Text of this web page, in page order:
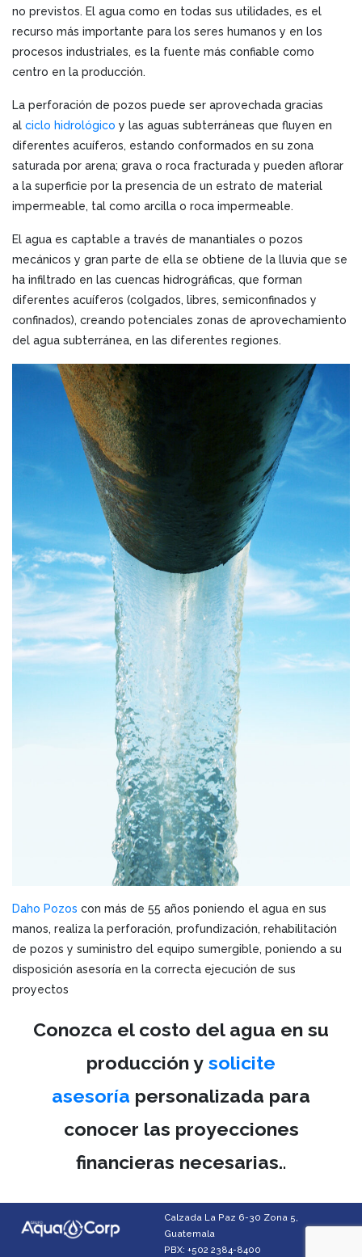
no previstos. El agua como en todas sus utilidades, es el
recurso más importante para los seres humanos y en los
procesos industriales, es la fuente más confiable como
centro en la producción.
La perforación de pozos puede ser aprovechada gracias
al ciclo hidrológico y las aguas subterráneas que fluyen en
diferentes acuíferos, estando conformados en su zona
saturada por arena; grava o roca fracturada y pueden aflorar
a la superficie por la presencia de un estrato de material
impermeable, tal como arcilla o roca impermeable.
El agua es captable a través de manantiales o pozos
mecánicos y gran parte de ella se obtiene de la lluvia que se
ha infiltrado en las cuencas hidrográficas, que forman
diferentes acuíferos (colgados, libres, semiconfinados y
confinados), creando potenciales zonas de aprovechamiento
del agua subterránea, en las diferentes regiones.
Daho Pozos con más de 55 años poniendo el agua en sus
manos, realiza la perforación, profundización, rehabilitación
de pozos y suministro del equipo sumergible, poniendo a su
disposición asesoría en la correcta ejecución de sus
proyectos
Conozca el costo del agua en su
producción y solicite
asesoría personalizada para
conocer las proyecciones
financieras necesarias..
Calzada La Paz 6-30 Zona 5,
Guatemala
PBX: +502 2384-8400